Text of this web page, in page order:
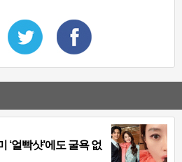
‘얼빡샷’에도 굴욕 없